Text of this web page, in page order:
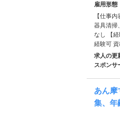
雇用形態
【仕事
器具清掃
なし 【
経験可 資
求人の更
スポンサ
あん摩
集、年